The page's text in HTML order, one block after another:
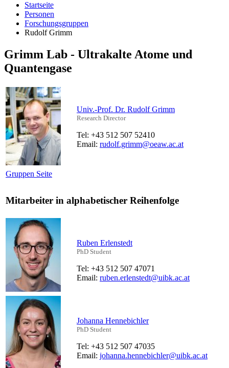
Startseite
Personen
Forschungsgruppen
Rudolf Grimm
Grimm Lab - Ultrakalte Atome und
Quantengase
Univ.-Prof. Dr. Rudolf Grimm
Research Director
Tel: +43 512 507 52410
Email: rudolf.grimm@oeaw.ac.at
Gruppen Seite
Mitarbeiter in alphabetischer Reihenfolge
Ruben Erlenstedt
PhD Student
Tel: +43 512 507 47071
Email: ruben.erlenstedt@uibk.ac.at
Johanna Hennebichler
PhD Student
Tel: +43 512 507 47035
Email: johanna.hennebichler@uibk.ac.at